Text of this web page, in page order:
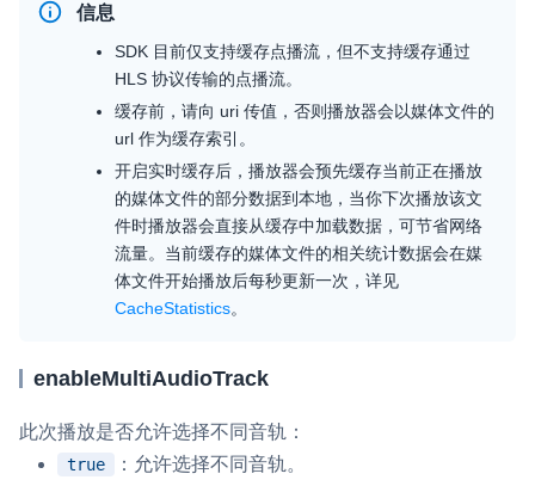
低代码集成、灵活定制、超低延时的音视频会议
信息
SDK 目前仅支持缓存点播流，但不支持缓存通过
HLS 协议传输的点播流。
缓存前，请向 uri 传值，否则播放器会以媒体文件的
url 作为缓存索引。
开启实时缓存后，播放器会预先缓存当前正在播放
的媒体文件的部分数据到本地，当你下次播放该文
件时播放器会直接从缓存中加载数据，可节省网络
流量。当前缓存的媒体文件的相关统计数据会在媒
体文件开始播放后每秒更新一次，详见
CacheStatistics。
enableMultiAudioTrack
此次播放是否允许选择不同音轨：
true ：允许选择不同音轨。